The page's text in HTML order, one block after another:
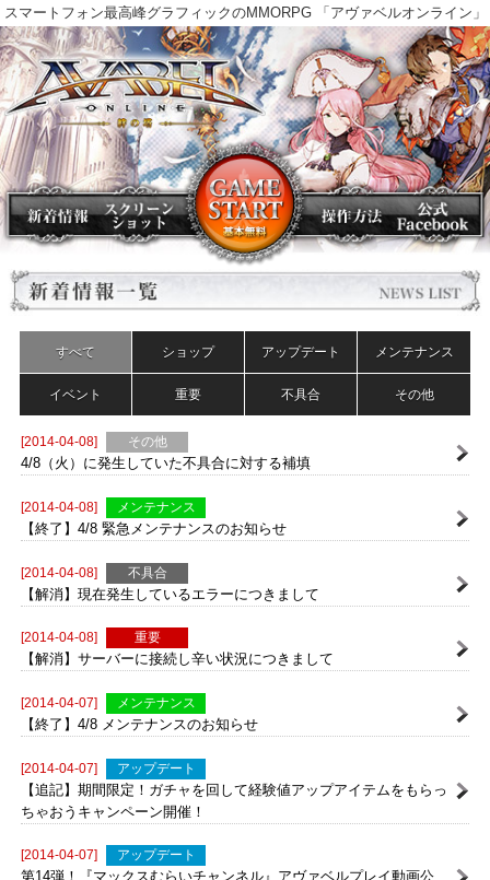
スマートフォン最高峰グラフィックのMMORPG 「アヴァベルオンラ
すべて ショップ アップデート メンテナンス
[2014-04-08] その他
4/8（火）に発生していた不具合に対する補填
[2014-04-08] メンテナンス
【終了】4/8 緊急メンテナンスのお知らせ
【解消】現在発生しているエラーにつきまして
【解消】サーバーに接続し辛い状況につきまして
【終了】4/8 メンテナンスのお知らせ
[2014-04-07] アップデート
【追記】期間限定！ガチャを回して経験値アップアイテムをもらっ
ちゃおうキャンペーン開催！